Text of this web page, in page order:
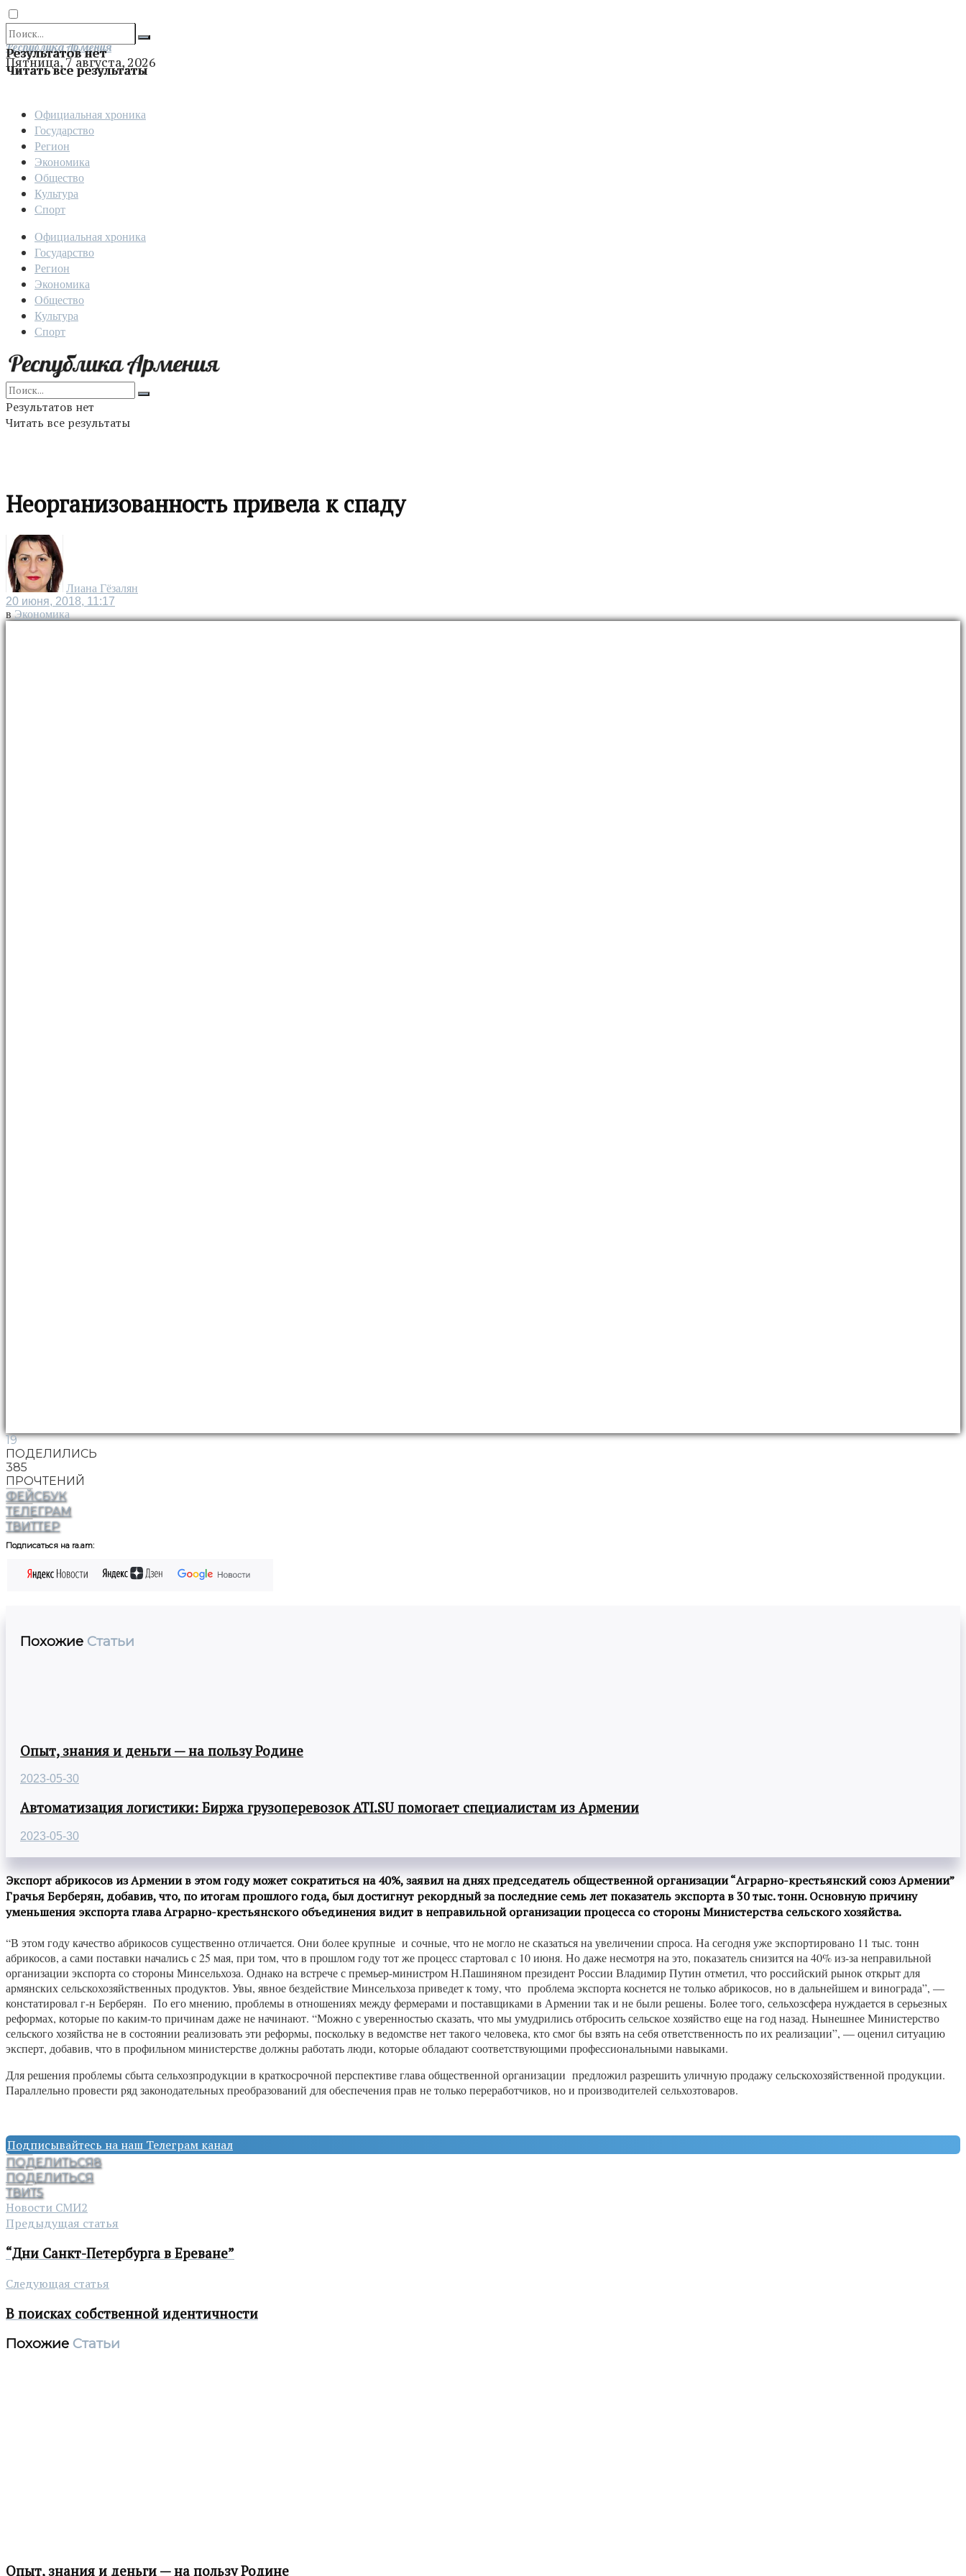
Результатов нет
Читать все результаты
Отправить
Республика Армения
Пятница, 7 августа, 2026
Официальная хроника
Государство
Регион
Экономика
Общество
Культура
Спорт
Официальная хроника
Государство
Регион
Экономика
Общество
Культура
Спорт
Результатов нет
Читать все результаты
Неорганизованность привела к спаду
Лиана Гёзалян
20 июня, 2018, 11:17
в Экономика
19
ПОДЕЛИЛИСЬ
385
ПРОЧТЕНИЙ
ФЕЙСБУК
ТЕЛЕГРАМ
ТВИТТЕР
Подписаться на ra.am:
Похожие Статьи
Опыт, знания и деньги — на пользу Родине
2023-05-30
Автоматизация логистики: Биржа грузоперевозок ATI.SU помогает специалистам из Армении
2023-05-30
Экспорт абрикосов из Армении в этом году может сократиться на 40%, заявил на днях председатель общественной организации “Аграрно-крестьянский союз Армении”
Грачья Берберян, добавив, что, по итогам прошлого года, был достигнут рекордный за последние семь лет показатель экспорта в 30 тыс. тонн. Основную причину
уменьшения экспорта глава Аграрно-крестьянского объединения видит в неправильной организации процесса со стороны Министерства сельского хозяйства.
“В этом году качество абрикосов существенно отличается. Они более крупные и сочные, что не могло не сказаться на увеличении спроса. На сегодня уже экспортировано 11 тыс. тонн
абрикосов, а сами поставки начались с 25 мая, при том, что в прошлом году тот же процесс стартовал с 10 июня. Но даже несмотря на это, показатель снизится на 40% из-за неправильной
организации экспорта со стороны Минсельхоза. Однако на встрече с премьер-министром Н.Пашиняном президент России Владимир Путин отметил, что российский рынок открыт для
армянских сельскохозяйственных продуктов. Увы, явное бездействие Минсельхоза приведет к тому, что проблема экспорта коснется не только абрикосов, но в дальнейшем и винограда”, —
констатировал г-н Берберян. По его мнению, проблемы в отношениях между фермерами и поставщиками в Армении так и не были решены. Более того, сельхозсфера нуждается в серьезных
реформах, которые по каким-то причинам даже не начинают. “Можно с уверенностью сказать, что мы умудрились отбросить сельское хозяйство еще на год назад. Нынешнее Министерство
сельского хозяйства не в состоянии реализовать эти реформы, поскольку в ведомстве нет такого человека, кто смог бы взять на себя ответственность по их реализации”, — оценил ситуацию
эксперт, добавив, что в профильном министерстве должны работать люди, которые обладают соответствующими профессиональными навыками.
Для решения проблемы сбыта сельхозпродукции в краткосрочной перспективе глава общественной организации предложил разрешить уличную продажу сельскохозяйственной продукции.
Параллельно провести ряд законодательных преобразований для обеспечения прав не только переработчиков, но и производителей сельхозтоваров.
Подписывайтесь на наш Телеграм канал
ПОДЕЛИТЬСЯ8
ПОДЕЛИТЬСЯ
ТВИТ5
Новости СМИ2
Предыдущая статья
“Дни Санкт-Петербурга в Ереване”
Следующая статья
В поисках собственной идентичности
Похожие Статьи
Опыт, знания и деньги — на пользу Родине